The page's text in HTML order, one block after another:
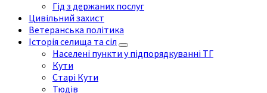
Гід з держаних послуг
Цивільний захист
Ветеранська політика
Історія селища та сіл
Населені пункти у підпорядкуванні ТГ
Кути
Старі Кути
Тюдів